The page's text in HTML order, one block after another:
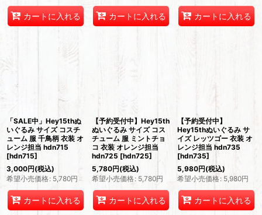
カートに入れる カートに入れる カートに入れる
「SALE中」Hey15thぬ
いぐるみ サイズ コスチ
ューム 服 千鳥柄 衣装 オ
レンジ担当 hdn715
[hdn715]
3,000円(税込)
希望小売価格 : 5,780円
カートに入れる
【予約受付中】Hey15th
ぬいぐるみ サイズ コス
チューム 服 ミントチョ
コ 衣装 オレンジ担当
hdn725 [hdn725]
5,780円(税込)
希望小売価格 : 5,780円
カートに入れる
【予約受付中】
Hey15thぬいぐるみ サ
イズ レッツゴー 衣装 オ
レンジ担当 hdn735
[hdn735]
5,980円(税込)
希望小売価格: 5,980円
カートに入れる